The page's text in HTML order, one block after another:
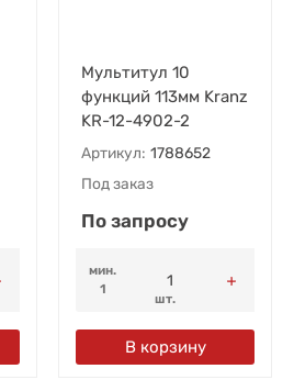
Мультитул 10
функций 113мм Kranz
KR-12-4902-2
Артикул: 1788652
Под заказ
По запросу
мин.
1
шт.
В корзину